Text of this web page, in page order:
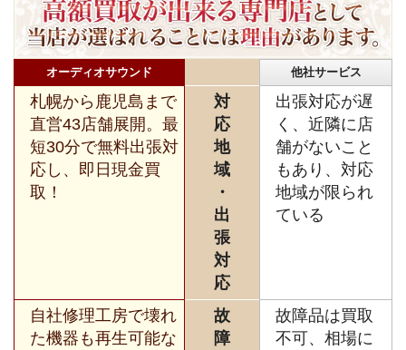
オーディオサウンド 他社サービス
札幌から鹿児島まで
直営43店舗展開。最
短30分で無料出張対
応し、即日現金買
取！
対
応
地
域
・
出
張
対
応
出張対応が遅
く、近隣に店
舗がないこと
もあり、対応
地域が限られ
ている
自社修理工房で壊れ
た機器も再生可能な
故
障
故障品は買取
不可、相場に